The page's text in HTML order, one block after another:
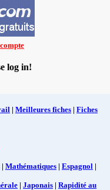
log in!
| Meilleures fiches | Fiches
| Mathématiques | Espagnol |
| Japonais | Rapidité au